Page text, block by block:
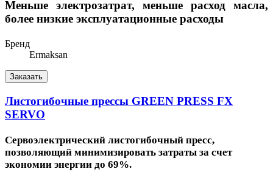
Меньше электрозатрат, меньше расход масла,
более низкие эксплуатационные расходы
Бренд
Ermaksan
Заказать
Листогибочные прессы GREEN PRESS FX
SERVO
Сервоэлектрический листогибочный пресс,
позволяющий минимизировать затраты за счет
экономии энергии до 69%.